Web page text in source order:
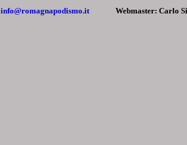
info@romagnapodismo.it Webmaster: Carlo